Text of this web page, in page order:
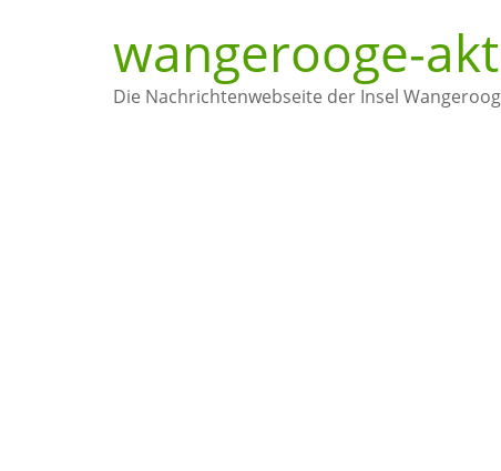
wangerooge-
Die Nachrichtenwebseite der Insel